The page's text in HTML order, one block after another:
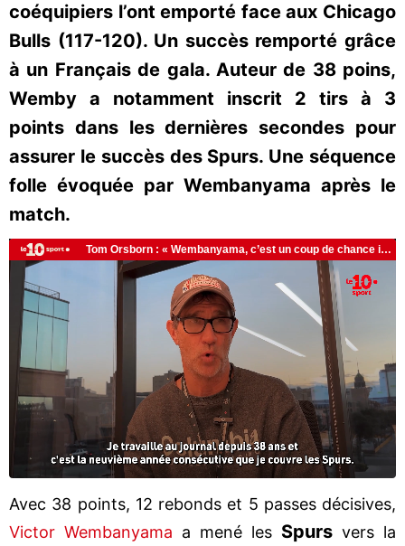
coéquipiers l’ont emporté face aux Chicago
Bulls (117-120). Un succès remporté grâce
à un Français de gala. Auteur de 38 poins,
Wemby a notamment inscrit 2 tirs à 3
points dans les dernières secondes pour
assurer le succès des Spurs. Une séquence
folle évoquée par Wembanyama après le
match.
Avec 38 points, 12 rebonds et 5 passes décisives,
Victor Wembanyama a mené les Spurs vers la